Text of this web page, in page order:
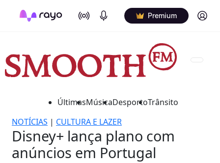
On Air Podcasts Premium Log in
ÚltimasMúsicaDesportoTrânsito
NOTÍCIAS | CULTURA E LAZER
Disney+ lança plano com
anúncios em Portugal